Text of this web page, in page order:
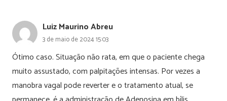
Luiz Maurino Abreu
3 de maio de 2024 15:03
Ótimo caso. Situação não rata, em que o paciente chega
muito assustado, com palpitações intensas. Por vezes a
manobra vagal pode reverter e o tratamento atual, se